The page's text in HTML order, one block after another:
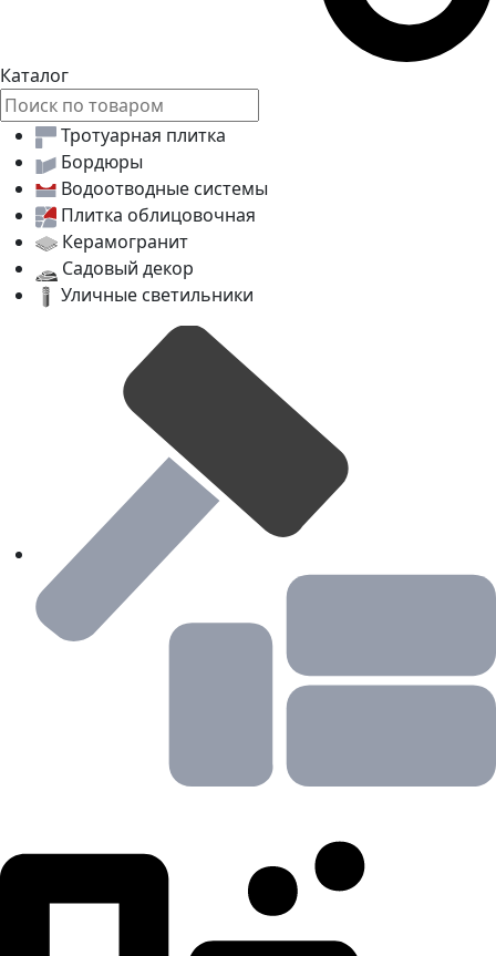
Каталог
Тротуарная плитка
Бордюры
Водоотводные системы
Плитка облицовочная
Керамогранит
Садовый декор
Уличные светильники